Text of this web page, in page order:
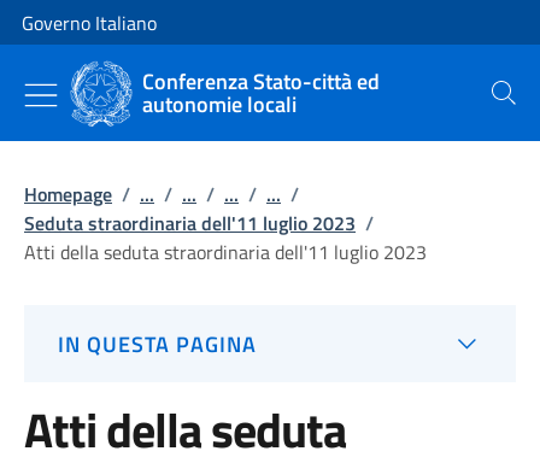
Vai al contenuto
Vai alla navigazione del sito
Governo Italiano
Conferenza Stato-città ed
autonomie locali Cerca
Homepage / ... / ... / ... / ... /
Seduta straordinaria dell'11 luglio 2023 /
Atti della seduta straordinaria dell'11 luglio 2023
IN QUESTA PAGINA
Atti della seduta